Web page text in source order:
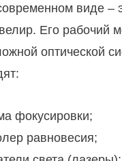
виде –
Его рабочий
оптической
фокусировки;
равновесия;